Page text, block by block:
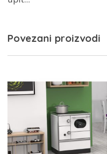
Povezani proizvodi